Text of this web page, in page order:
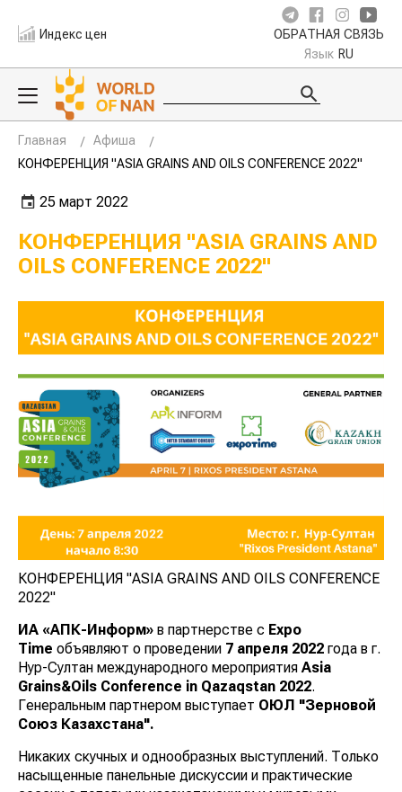
Индекс цен ОБРАТНАЯ СВЯЗЬ
Язык RU
Главная
Афиша
КОНФЕРЕНЦИЯ "ASIA GRAINS AND OILS CONFERENCE 2022"
25 март 2022
КОНФЕРЕНЦИЯ "ASIA GRAINS AND
OILS CONFERENCE 2022"
КОНФЕРЕНЦИЯ "ASIA GRAINS AND OILS CONFERENCE
2022"
ИА «АПК-Информ» в партнерстве с Expo
Time объявляют о проведении 7 апреля 2022 года в г.
Нур-Султан международного мероприятия Asia
Grains&Oils Conference in Qazaqstan 2022.
Генеральным партнером выступает ОЮЛ "Зерновой
Союз Казахстана".
Никаких скучных и однообразных выступлений. Только
насыщенные панельные дискуссии и практические